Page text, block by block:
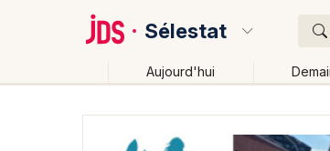
Sélestat
Aujourd'hui